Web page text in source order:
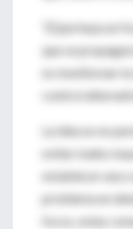
"[Que haya un
que se
es monitorear
control
La idea es no
evitar males
establecer una
problema en
focos, estas